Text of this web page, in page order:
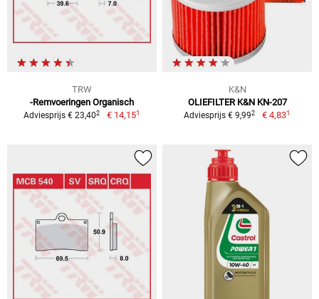
TRW
-Remvoeringen Organisch
Adviesprijs € 23,402 € 14,151
K&N
OLIEFILTER K&N KN-207
Adviesprijs € 9,992 € 4,831